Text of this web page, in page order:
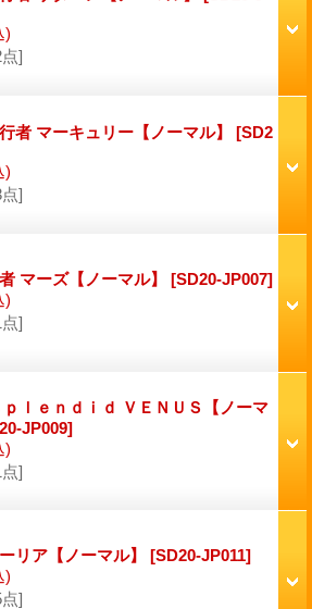
)
]
者 マーキュリー【ノーマル】 [SD2
)
]
マーズ【ノーマル】 [SD20-JP007]
)
]
ｐｌｅｎｄｉｄ ＶＥＮＵＳ【ノーマ
JP009]
)
]
リア【ノーマル】 [SD20-JP011]
)
]